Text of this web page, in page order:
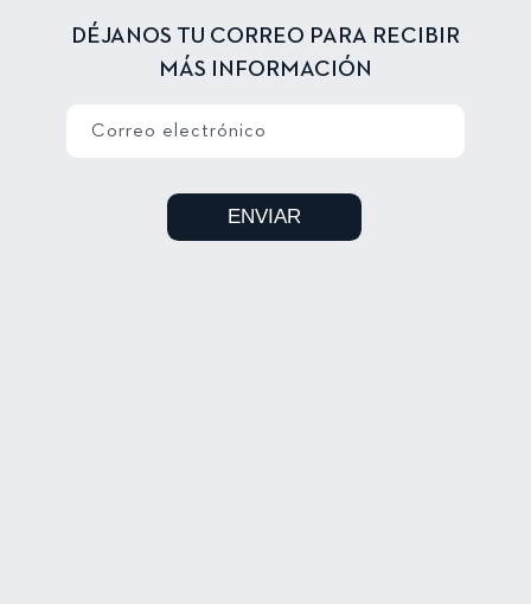
DÉJANOS TU CORREO PARA RECIBIR
MÁS INFORMACIÓN
Correo electrónico
ENVIAR